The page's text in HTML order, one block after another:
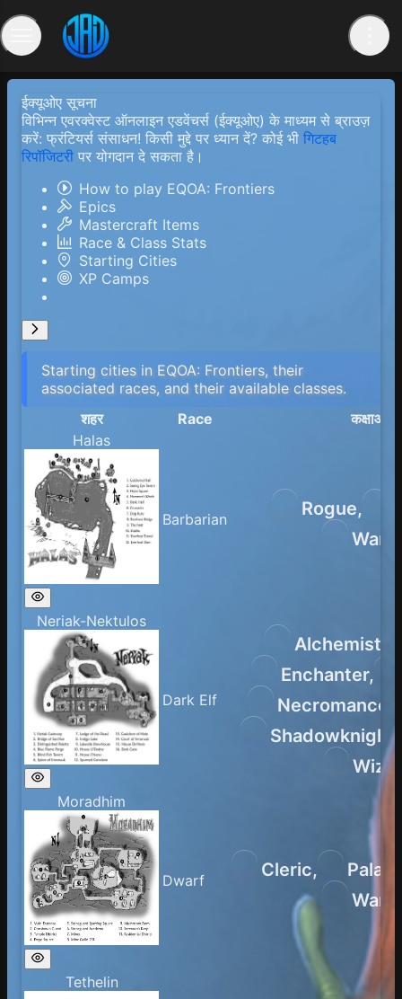
ईक्यूओए सूचना
विभिन्न एवरक्वेस्ट ऑनलाइन एडवेंचर्स (ईक्यूओए) के माध्यम से ब्राउज़
करें: फ्रंटियर्स संसाधन! किसी मुद्दे पर ध्यान दें? कोई भी गिटहब
रिपॉजिटरी पर योगदान दे सकता है।
How to play EQOA: Frontiers
Epics
Mastercraft Items
Race & Class Stats
Starting Cities
XP Camps
Starting cities in EQOA: Frontiers, their
associated races, and their available classes.
शहर
Race
कक्षाओं
Halas
Barbarian
Rogue,
Neriak-Nektulos
Dark Elf
Alchemist
Enchanter,
Necromancer
Shadowknight,
Moradhim
Dwarf
Cleric,
Tethelin